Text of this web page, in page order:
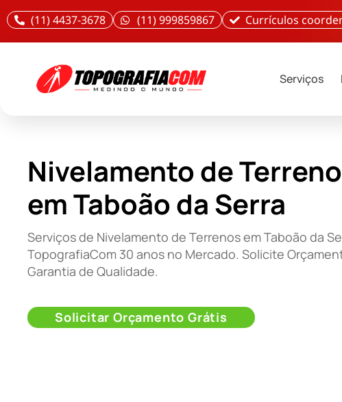
(11) 4437-3678 (11) 999859867 Currículos
Serviços
Nivelamento de
em Taboão da Serra
Serviços de Nivelamento de Terrenos em Taboão da
TopografiaCom 30 anos no Mercado. Solicite
Garantia de Qualidade.
Solicitar Orçamento Grátis